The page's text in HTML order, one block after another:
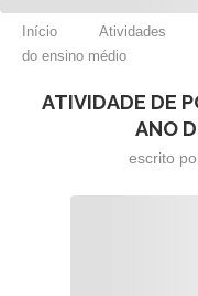
Início Atividades
do ensino médio
ATIVIDADE DE
ANO
escrito